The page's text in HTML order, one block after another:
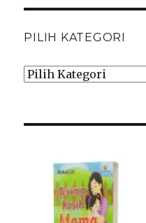
PILIH KATEGORI
Pilih